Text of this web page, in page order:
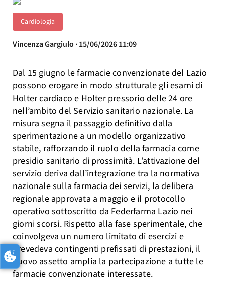
Cardiologia
Vincenza Gargiulo · 15/06/2026 11:09
Dal 15 giugno le farmacie convenzionate del Lazio
possono erogare in modo strutturale gli esami di
Holter cardiaco e Holter pressorio delle 24 ore
nell’ambito del Servizio sanitario nazionale. La
misura segna il passaggio definitivo dalla
sperimentazione a un modello organizzativo
stabile, rafforzando il ruolo della farmacia come
presidio sanitario di prossimità. L’attivazione del
servizio deriva dall’integrazione tra la normativa
nazionale sulla farmacia dei servizi, la delibera
regionale approvata a maggio e il protocollo
operativo sottoscritto da Federfarma Lazio nei
giorni scorsi. Rispetto alla fase sperimentale, che
coinvolgeva un numero limitato di esercizi e
prevedeva contingenti prefissati di prestazioni, il
nuovo assetto amplia la partecipazione a tutte le
farmacie convenzionate interessate.